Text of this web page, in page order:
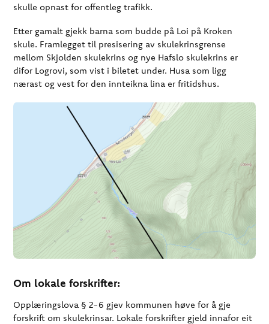
skulle opnast for offentleg trafikk.
Etter gamalt gjekk barna som budde på Loi på Kroken
skule. Framlegget til presisering av skulekrinsgrense
mellom Skjolden skulekrins og nye Hafslo skulekrins er
difor Logrovi, som vist i biletet under. Husa som ligg
nærast og vest for den innteikna lina er fritidshus.
Om lokale forskrifter:
Opplæringslova § 2-6 gjev kommunen høve for å gje
forskrift om skulekrinsar. Lokale forskrifter gjeld innafor eit